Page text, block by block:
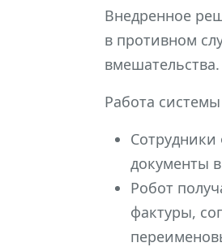
Внедренное
в противном
вмешательства.
Работа
Сотрудники
документы
Робот
фактуры,